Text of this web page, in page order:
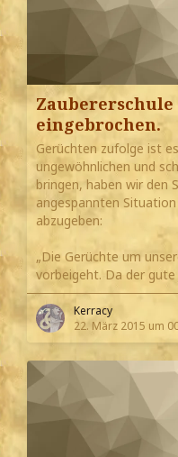
eingebrochen.
Gerüchten zufolge ist
ungewöhnlichen und
bringen, haben wir den
angespannten
abzugeben:
„Die Gerüchte um
vorbeigeht. Da der
Kerracy
22. März 2015 um